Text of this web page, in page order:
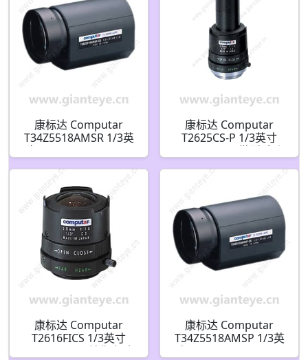
康标达 Computar
T34Z5518AMSR 1/3英
寸 5.5-187mm F1.8 34
圈带点和手动覆盖(CS接
口)
康标达 Computar
T2625CS-P 1/3英寸
2.6mm F2.5 微型手动
康标达 Computar
T2616FICS 1/3英寸
2.6mm F1.6 单焦点手
康标达 Computar
T34Z5518AMSP 1/3英
寸 5.5-187mm F1.8 34